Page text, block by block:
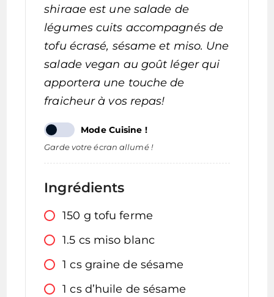
shiraae est une salade de
légumes cuits accompagnés de
tofu écrasé, sésame et miso. Une
salade vegan au goût léger qui
apportera une touche de
fraicheur à vos repas!
Mode Cuisine !
Garde votre écran allumé !
Ingrédients
150 g tofu ferme
1.5 cs miso blanc
1 cs graine de sésame
1 cs d’huile de sésame